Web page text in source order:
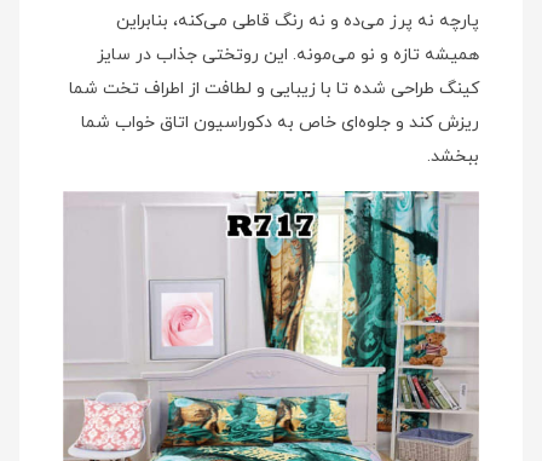
پارچه نه پرز می‌ده و نه رنگ قاطی می‌کنه، بنابراین
همیشه تازه و نو می‌مونه. این روتختی جذاب در سایز
کینگ طراحی شده تا با زیبایی و لطافت از اطراف تخت شما
ریزش کند و جلوه‌ای خاص به دکوراسیون اتاق خواب شما
ببخشد.